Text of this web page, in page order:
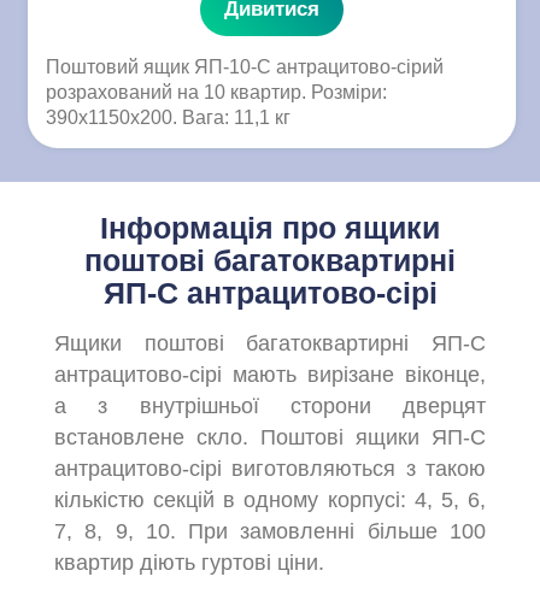
Дивитися
Поштовий ящик ЯП-10-C антрацитово-сірий
розрахований на 10 квартир. Розміри:
390x1150x200. Вага: 11,1 кг
Інформація про ящики
поштові багатоквартирні
ЯП-C антрацитово-сірі
Ящики поштові багатоквартирні ЯП-C
антрацитово-сірі мають вирізане віконце,
а з внутрішньої сторони дверцят
встановлене скло. Поштові ящики ЯП-C
антрацитово-сірі виготовляються з такою
кількістю секцій в одному корпусі: 4, 5, 6,
7, 8, 9, 10. При замовленні більше 100
квартир діють гуртові ціни.